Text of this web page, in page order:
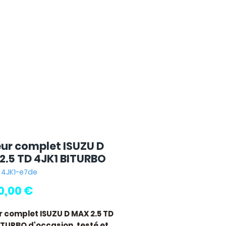
complet ISUZU D
TD 4JK1 BITURBO
e7de
€
ISUZU D MAX 2.5 TD